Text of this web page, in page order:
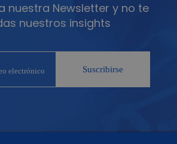
nuestra Newsletter y no te
nuestros insights